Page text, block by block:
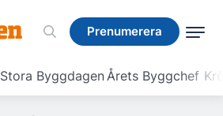
Prenumerera
Stora ByggdagenÅrets Byggchef
Prenumerera